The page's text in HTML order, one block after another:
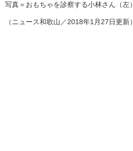
写真＝おもちゃを診察する小林さん（左）
（ニュース和歌山／2018年1月27日更新）